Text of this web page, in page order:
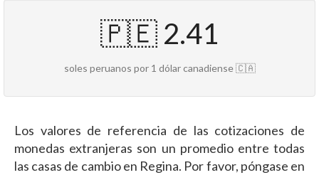
🇵🇪 2.41
soles peruanos por 1 dólar canadiense 🇨🇦
Los valores de referencia de las cotizaciones de
monedas extranjeras son un promedio entre todas
las casas de cambio en Regina. Por favor, póngase en